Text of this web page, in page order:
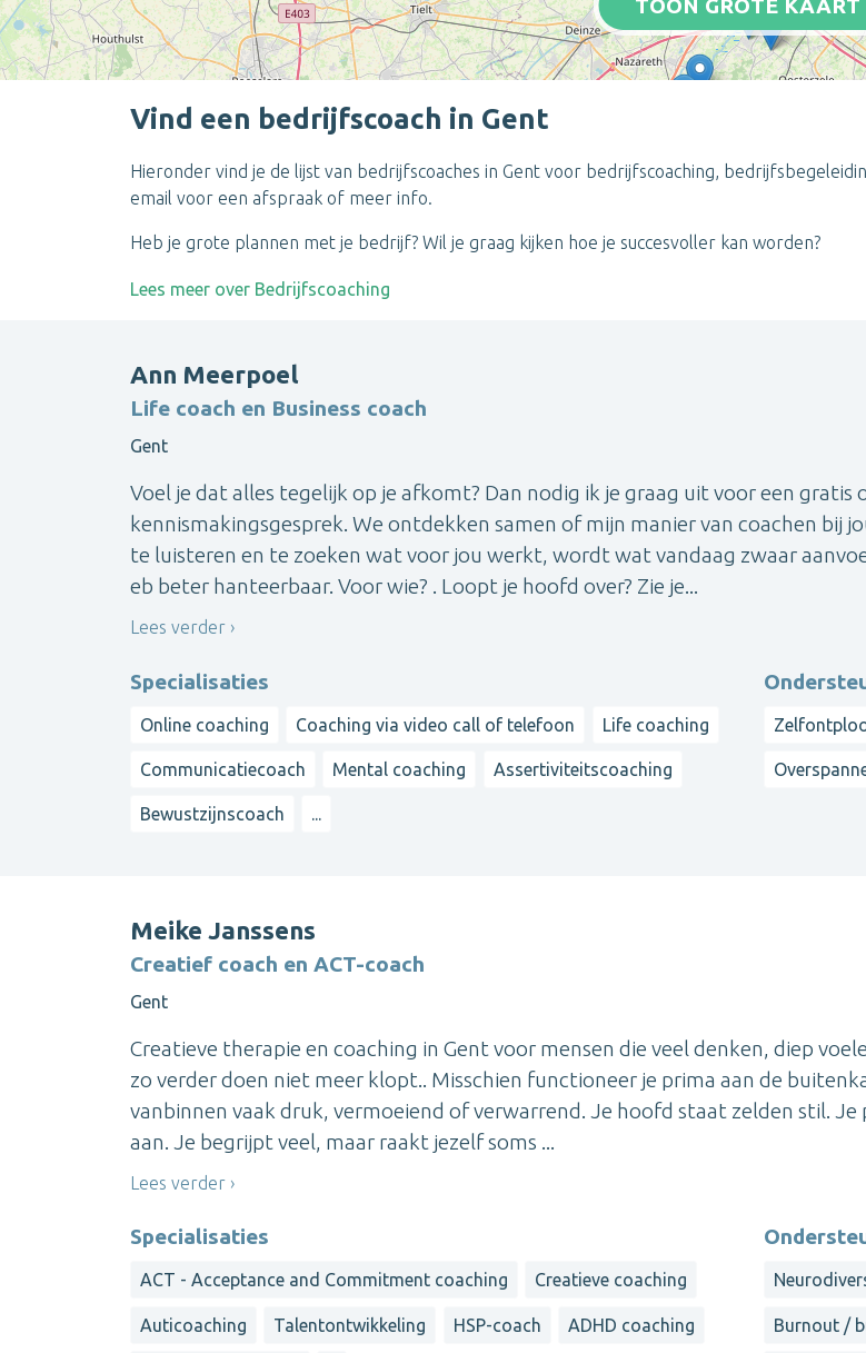
TOON GROTE KAART
Vind een bedrijfscoach in Gent
Hieronder vind je de lijst van bedrijfscoaches in Gent voor bedrijfscoaching,
email voor een afspraak of meer info.
Heb je grote plannen met je bedrijf? Wil je graag kijken hoe je succesvoller kan worden?
Lees meer over Bedrijfscoaching
Ann Meerpoel
Life coach en Business coach
Gent
Voel je dat alles tegelijk op je afkomt? Dan nodig ik je graag uit voor een gratis
kennismakingsgesprek. We ontdekken samen of mijn manier van coachen bij
te luisteren en te zoeken wat voor jou werkt, wordt wat vandaag zwaar
eb beter hanteerbaar. Voor wie? . Loopt je hoofd over? Zie je...
Lees verder
Specialisaties
Online coaching Coaching via video call of telefoon Life coaching
Communicatiecoach Mental coaching Assertiviteitscoaching
Bewustzijnscoach ...
Meike Janssens
Creatief coach en ACT-coach
Gent
Creatieve therapie en coaching in Gent voor mensen die veel denken, diep
zo verder doen niet meer klopt.. Misschien functioneer je prima aan de
vanbinnen vaak druk, vermoeiend of verwarrend. Je hoofd staat zelden stil. Je
aan. Je begrijpt veel, maar raakt jezelf soms ...
Lees verder
Specialisaties
ACT - Acceptance and Commitment coaching Creatieve coaching
Auticoaching Talentontwikkeling HSP-coach ADHD coaching Burnout /